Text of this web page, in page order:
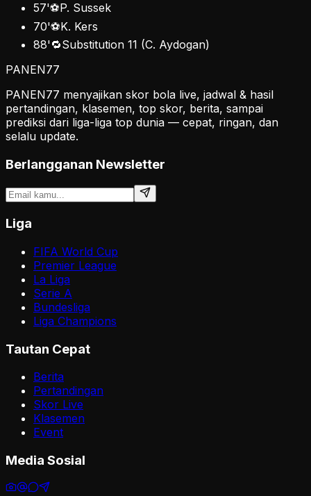
57'⚽P. Sussek
70'⚽K. Kers
88'🔁Substitution 11 (C. Aydogan)
PANEN77
PANEN77 menyajikan skor bola live, jadwal & hasil
pertandingan, klasemen, top skor, berita, sampai
prediksi dari liga-liga top dunia — cepat, ringan, dan
selalu update.
Berlangganan Newsletter
Liga
FIFA World Cup
Premier League
La Liga
Serie A
Bundesliga
Liga Champions
Tautan Cepat
Berita
Pertandingan
Skor Live
Klasemen
Event
Media Sosial